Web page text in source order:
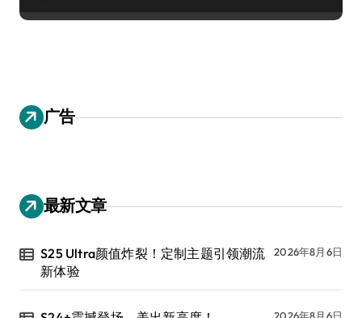
广告
最新文章
S25 Ultra颜值炸裂！定制主题引领潮流
新体验
2026年8月6日